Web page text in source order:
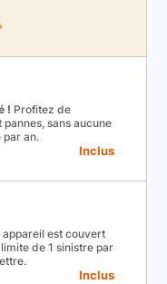
! Profitez de
sans aucune
par an.
Inclus
appareil est couvert
de 1 sinistre par
Inclus